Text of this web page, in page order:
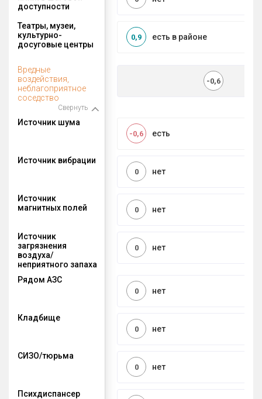
доступности
Театры, музеи,
культурно-
досуговые центры
есть в районе
0,9
Вредные
воздействия,
неблагоприятное
соседство
Свернуть
-0,6
Источник шума
есть
-0,6
Источник вибрации
нет
0
Источник
магнитных полей
нет
0
Источник
загрязнения
воздуха/
неприятного запаха
нет
0
Рядом АЗС
нет
0
Кладбище
нет
0
СИЗО/тюрьма
нет
0
Психдиспансер